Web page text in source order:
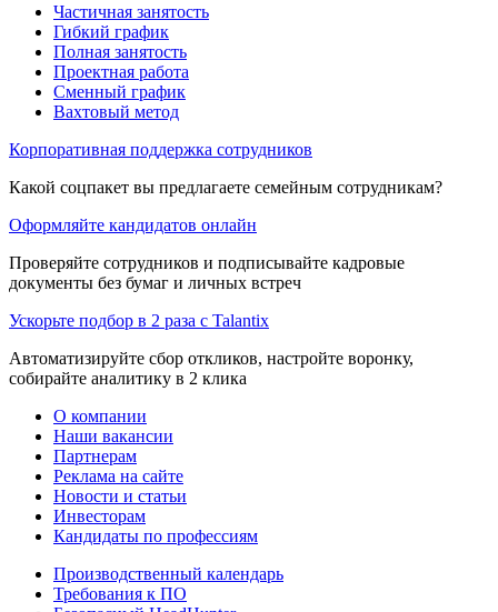
Частичная занятость
Гибкий график
Полная занятость
Проектная работа
Сменный график
Вахтовый метод
Корпоративная поддержка сотрудников
Какой соцпакет вы предлагаете семейным сотрудникам?
Оформляйте кандидатов онлайн
Проверяйте сотрудников и подписывайте кадровые
документы без бумаг и личных встреч
Ускорьте подбор в 2 раза с Talantix
Автоматизируйте сбор откликов, настройте воронку,
собирайте аналитику в 2 клика
О компании
Наши вакансии
Партнерам
Реклама на сайте
Новости и статьи
Инвесторам
Кандидаты по профессиям
Производственный календарь
Требования к ПО